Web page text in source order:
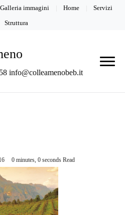
Galleria immagini Home Servizi
Struttura
info@colleamenobeb.it
0 minutes, 0 seconds Read